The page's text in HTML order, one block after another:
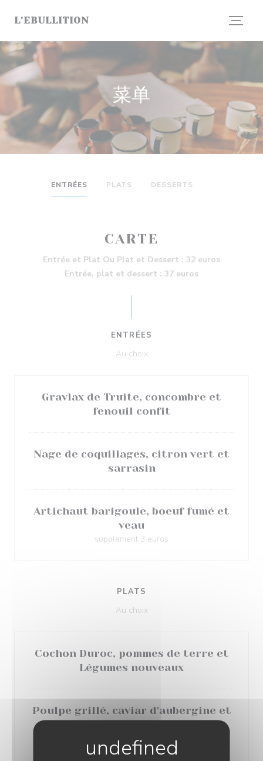
L'EBULLITION
菜单
ENTRÉES PLATS DESSERTS
CARTE
Entrée et Plat Ou Plat et Dessert : 32 euros
Entrée, plat et dessert : 37 euros
ENTRÉES
Au choix
Gravlax de Truite, concombre et
fenouil confit
Nage de coquillages, citron vert et
sarrasin
Artichaut barigoule, boeuf fumé et
veau
supplement 3 euros
PLATS
Au choix
Cochon Duroc, pommes de terre et
Légumes nouveaux
Poulpe grillé, caviar d'aubergine et